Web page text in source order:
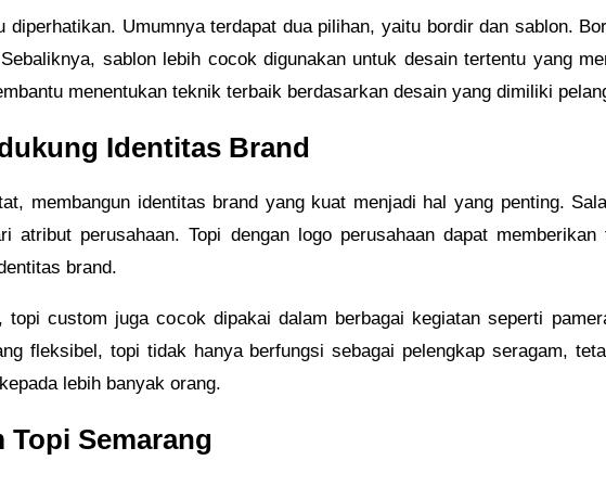
diperhatikan. Umumnya terdapat dua pilihan, yaitu bordir dan sablon.
sablon lebih cocok digunakan untuk desain tertentu yang
menentukan teknik terbaik berdasarkan desain yang dimiliki
Identitas Brand
membangun identitas brand yang kuat menjadi hal yang penting.
atribut perusahaan. Topi dengan logo perusahaan dapat
brand.
custom juga cocok dipakai dalam berbagai kegiatan seperti
fleksibel, topi tidak hanya berfungsi sebagai pelengkap seragam,
lebih banyak orang.
Semarang